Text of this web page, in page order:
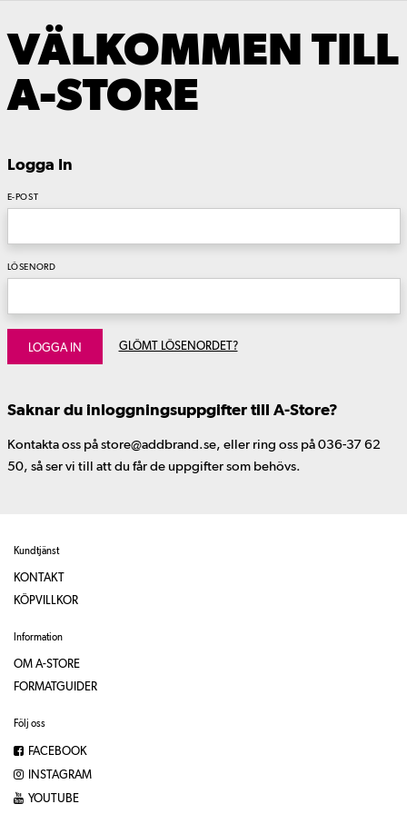
VÄLKOMMEN TILL
A-STORE
Logga In
E-POST
LÖSENORD
LOGGA IN GLÖMT LÖSENORDET?
Saknar du inloggningsuppgifter till A-Store?
Kontakta oss på store@addbrand.se, eller ring oss på 036-37 62
50, så ser vi till att du får de uppgifter som behövs.
Kundtjänst
KONTAKT
KÖPVILLKOR
Information
OM A-STORE
FORMATGUIDER
Följ oss
FACEBOOK
INSTAGRAM
YOUTUBE